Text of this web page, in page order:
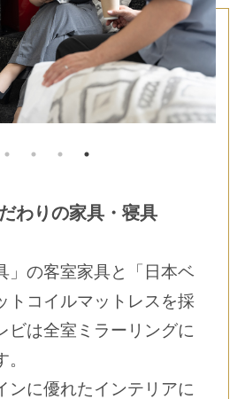
わりの家具・寝具
」の客室家具と「日本ベ
トコイルマットレスを採
ビは全室ミラーリングに
ンに優れたインテリアに